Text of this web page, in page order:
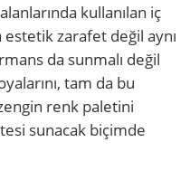
kullanılan iç
zarafet değil aynı
da sunmalı değil
tam da bu
renk paletini
sunacak biçimde